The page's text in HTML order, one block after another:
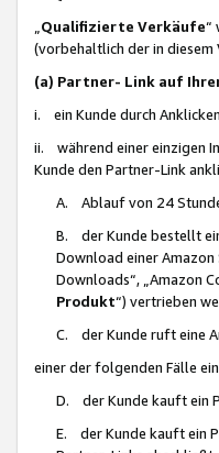
Qualifizierte Verkäufe“
(vorbehaltlich der in diesem
(a) Partner- Link auf
i. ein Kunde durch
ii. während einer einzigen
Kunde den Partner-Link
A. Ablauf von 24
B. der Kunde bestellt
Download einer Amazon
Downloads“, „Amazon
Produkt“) vertrieben
C. der Kunde ruft eine
einer der folgenden Fälle
D. der Kunde kauft ein
E. der Kunde kauft ein